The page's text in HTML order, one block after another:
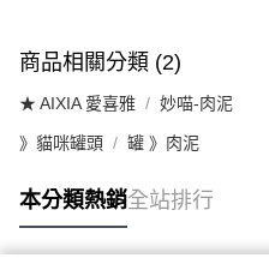
商品相關分類 (2)
★ AIXIA 愛喜雅 妙喵-肉泥
》貓咪罐頭 罐 》肉泥
本分類熱銷全站排行